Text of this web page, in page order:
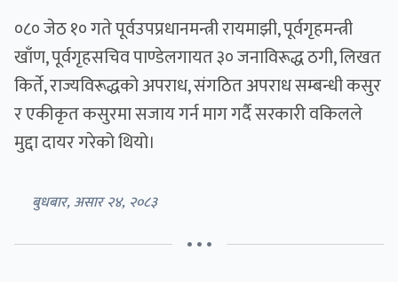
०८० जेठ १० गते पूर्वउपप्रधानमन्त्री रायमाझी, पूर्वगृहमन्त्री
खाँण, पूर्वगृहसचिव पाण्डेलगायत ३० जनाविरूद्ध ठगी, लिखत
किर्ते, राज्यविरूद्धको अपराध, संगठित अपराध सम्बन्धी कसुर
र एकीकृत कसुरमा सजाय गर्न माग गर्दै सरकारी वकिलले
मुद्दा दायर गरेको थियो।
बुधबार, असार २४, २०८३
• • •